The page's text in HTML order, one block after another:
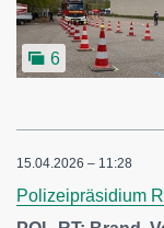
6
15.04.2026 – 11:28
Polizeipräsidium